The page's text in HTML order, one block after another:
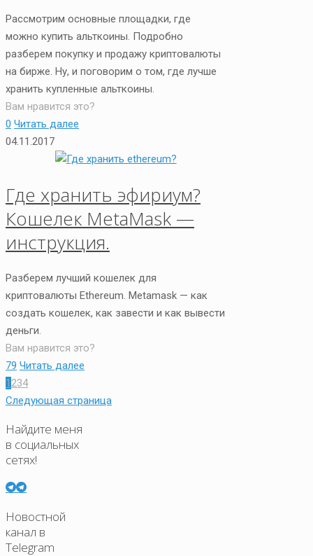
Рассмотрим основные площадки, где
можно купить альткоины. Подробно
разберем покупку и продажу криптовалюты
на бирже. Ну, и поговорим о том, где лучше
хранить купленные альткоины.
Вам нравится это?
0 Читать далее
04.11.2017
Где хранить эфириум?
Кошелек MetaMask —
инструкция.
Разберем лучший кошелек для
криптовалюты Ethereum. Metamask — как
создать кошелек, как завести и как вывести
деньги.
Вам нравится это?
79 Читать далее
1 234
Следующая страница
Найдите меня
в социальных
сетях!
Новостной
канал в
Telegram